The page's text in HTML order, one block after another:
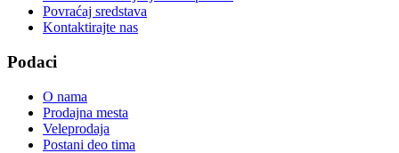
Povraćaj sredstava
Kontaktirajte nas
Podaci
O nama
Prodajna mesta
Veleprodaja
Postani deo tima